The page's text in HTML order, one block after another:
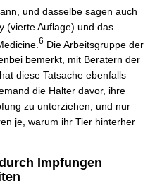
und dasselbe sagen auch
(vierte Auflage) und das
6 Die Arbeitsgruppe der
bemerkt, mit Beratern der
diese Tatsache ebenfalls
die Halter davor, ihre
zu unterziehen, und nur
je, warum ihr Tier hinterher
Impfungen